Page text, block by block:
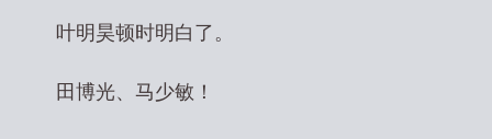
叶明昊顿时明白了。
田博光、马少敏！